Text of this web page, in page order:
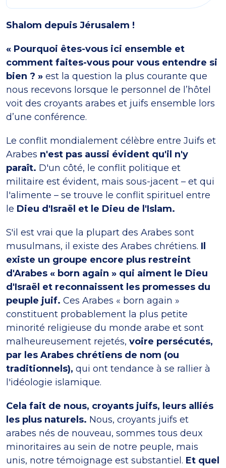
Shalom depuis Jérusalem !
« Pourquoi êtes-vous ici ensemble et
comment faites-vous pour vous entendre si
bien ? » est la question la plus courante que
nous recevons lorsque le personnel de l’hôtel
voit des croyants arabes et juifs ensemble lors
d’une conférence.
Le conflit mondialement célèbre entre Juifs et
Arabes n'est pas aussi évident qu'il n'y
paraît. D'un côté, le conflit politique et
militaire est évident, mais sous-jacent – et qui
l'alimente – se trouve le conflit spirituel entre
le Dieu d'Israël et le Dieu de l'Islam.
S'il est vrai que la plupart des Arabes sont
musulmans, il existe des Arabes chrétiens. Il
existe un groupe encore plus restreint
d'Arabes « born again » qui aiment le Dieu
d'Israël et reconnaissent les promesses du
peuple juif. Ces Arabes « born again »
constituent probablement la plus petite
minorité religieuse du monde arabe et sont
malheureusement rejetés, voire persécutés,
par les Arabes chrétiens de nom (ou
traditionnels), qui ont tendance à se rallier à
l'idéologie islamique.
Cela fait de nous, croyants juifs, leurs alliés
les plus naturels. Nous, croyants juifs et
arabes nés de nouveau, sommes tous deux
minoritaires au sein de notre peuple, mais
unis, notre témoignage est substantiel. Et quel